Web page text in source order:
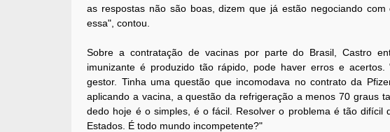
as respostas não são boas, dizem que já estão negociando
essa", contou.
Sobre a contratação de vacinas por parte do Brasil, Castro
imunizante é produzido tão rápido, pode haver erros e
gestor. Tinha uma questão que incomodava no contrato da
aplicando a vacina, a questão da refrigeração a menos 70 graus
dedo hoje é o simples, é o fácil. Resolver o problema é tão difícil
Estados. É todo mundo incompetente?"